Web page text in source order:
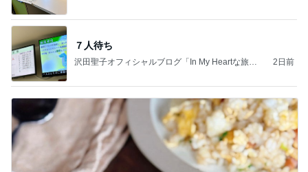
７人待ち
沢田聖子オフィシャルブログ「In My Heartな旅日
2日前